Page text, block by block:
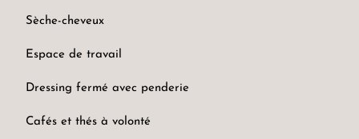
Sèche-cheveux
Espace de travail
Dressing fermé avec penderie
Cafés et thés à volonté